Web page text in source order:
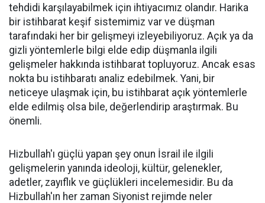
tehdidi karşılayabilmek için ihtiyacımız olandır. Harika
bir istihbarat keşif sistemimiz var ve düşman
tarafındaki her bir gelişmeyi izleyebiliyoruz. Açık ya da
gizli yöntemlerle bilgi elde edip düşmanla ilgili
gelişmeler hakkında istihbarat topluyoruz. Ancak esas
nokta bu istihbaratı analiz edebilmek. Yani, bir
neticeye ulaşmak için, bu istihbarat açık yöntemlerle
elde edilmiş olsa bile, değerlendirip araştırmak. Bu
önemli.
Hizbullah'ı güçlü yapan şey onun İsrail ile ilgili
gelişmelerin yanında ideoloji, kültür, gelenekler,
adetler, zayıflık ve güçlükleri incelemesidir. Bu da
Hizbullah'ın her zaman Siyonist rejimde neler